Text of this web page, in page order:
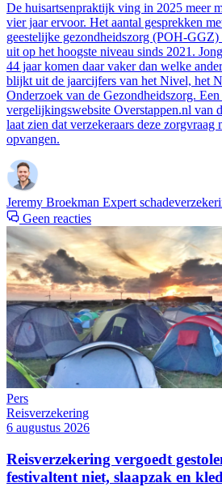
De huisartsenpraktijk ving in 2025 meer
vier jaar ervoor. Het aantal gesprekken
geestelijke gezondheidszorg (POH-
uit op het hoogste niveau sinds 2021.
44 jaar komen daar vaker dan welke
blijkt uit de jaarcijfers van het Nivel, het
Onderzoek van de Gezondheidszorg.
vergelijkingswebsite Overstappen.nl van
laat zien dat verzekeraars deze zorgvraag
opvangen.
Jeremy Broekman Expert
Geen reacties
Pers
Reisverzekering
6 augustus 2026
Reisverzekering vergoedt
festivaltent niet, slaapzak en